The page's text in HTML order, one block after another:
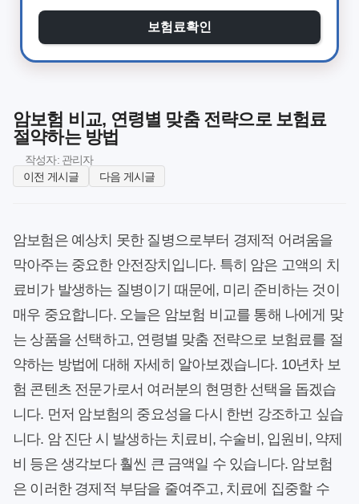
보험료확인
암보험 비교, 연령별 맞춤 전략으로 보험료
절약하는 방법
작성자: 관리자
이전 게시글
다음 게시글
암보험은 예상치 못한 질병으로부터 경제적 어려움을
막아주는 중요한 안전장치입니다. 특히 암은 고액의 치
료비가 발생하는 질병이기 때문에, 미리 준비하는 것이
매우 중요합니다. 오늘은 암보험 비교를 통해 나에게 맞
는 상품을 선택하고, 연령별 맞춤 전략으로 보험료를 절
약하는 방법에 대해 자세히 알아보겠습니다. 10년차 보
험 콘텐츠 전문가로서 여러분의 현명한 선택을 돕겠습
니다. 먼저 암보험의 중요성을 다시 한번 강조하고 싶습
니다. 암 진단 시 발생하는 치료비, 수술비, 입원비, 약제
비 등은 생각보다 훨씬 큰 금액일 수 있습니다. 암보험
은 이러한 경제적 부담을 줄여주고, 치료에 집중할 수